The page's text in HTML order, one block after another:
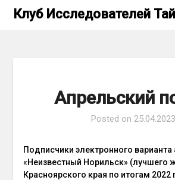
SkipКлуб Исследователей
Апрельский
Posted on 25.04.2023
Подписчики электронного варианта
«Неизвестный Норильск» (лучшего
Красноярского края по итогам 2022